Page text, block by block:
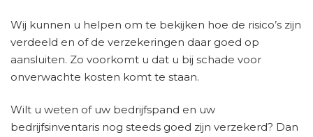
Wij kunnen u helpen om te bekijken hoe de risico’s zijn
verdeeld en of de verzekeringen daar goed op
aansluiten. Zo voorkomt u dat u bij schade voor
onverwachte kosten komt te staan.
Wilt u weten of uw bedrijfspand en uw
bedrijfsinventaris nog steeds goed zijn verzekerd? Dan